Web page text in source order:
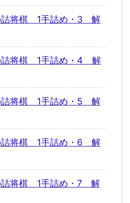
詰将棋 1手詰め・3 解
詰将棋 1手詰め・4 解
詰将棋 1手詰め・5 解
詰将棋 1手詰め・6 解
詰将棋 1手詰め・7 解